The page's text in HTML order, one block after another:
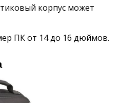
корпус может
ПК от 14 до 16 дюймов.